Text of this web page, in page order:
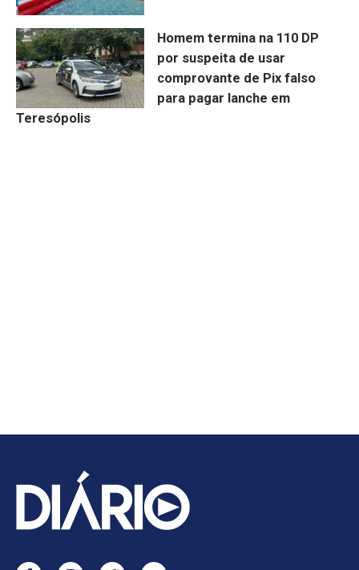
Homem termina na 110 DP
por suspeita de usar
comprovante de Pix falso
para pagar lanche em
Teresópolis